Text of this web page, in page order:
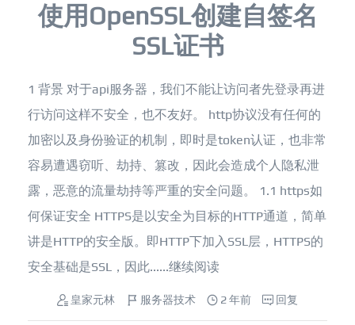
使用OpenSSL创建自签名
SSL证书
1 背景 对于api服务器，我们不能让访问者先登录再进
行访问这样不安全，也不友好。 http协议没有任何的
加密以及身份验证的机制，即时是token认证，也非常
容易遭遇窃听、劫持、篡改，因此会造成个人隐私泄
露，恶意的流量劫持等严重的安全问题。 1.1 https如
何保证安全 HTTPS是以安全为目标的HTTP通道，简单
讲是HTTP的安全版。即HTTP下加入SSL层，HTTPS的
安全基础是SSL，因此......继续阅读
皇家元林 服务器技术 2 年前 回复